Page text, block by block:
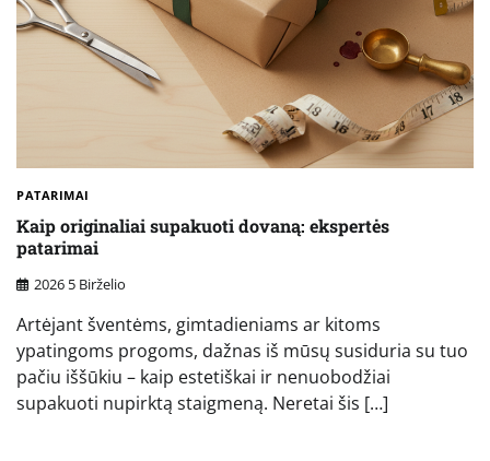
PATARIMAI
Kaip originaliai supakuoti dovaną: ekspertės
patarimai
2026 5 Birželio
Artėjant šventėms, gimtadieniams ar kitoms
ypatingoms progoms, dažnas iš mūsų susiduria su tuo
pačiu iššūkiu – kaip estetiškai ir nenuobodžiai
supakuoti nupirktą staigmeną. Neretai šis […]